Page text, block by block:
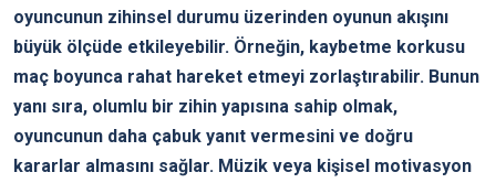
oyuncunun zihinsel durumu üzerinden oyunun akışını
büyük ölçüde etkileyebilir. Örneğin, kaybetme korkusu
maç boyunca rahat hareket etmeyi zorlaştırabilir. Bunun
yanı sıra, olumlu bir zihin yapısına sahip olmak,
oyuncunun daha çabuk yanıt vermesini ve doğru
kararlar almasını sağlar. Müzik veya kişisel motivasyon